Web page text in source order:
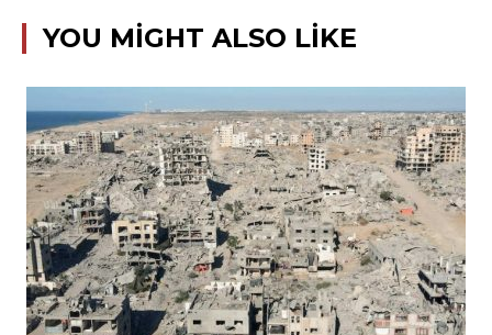
YOU MIGHT ALSO LIKE